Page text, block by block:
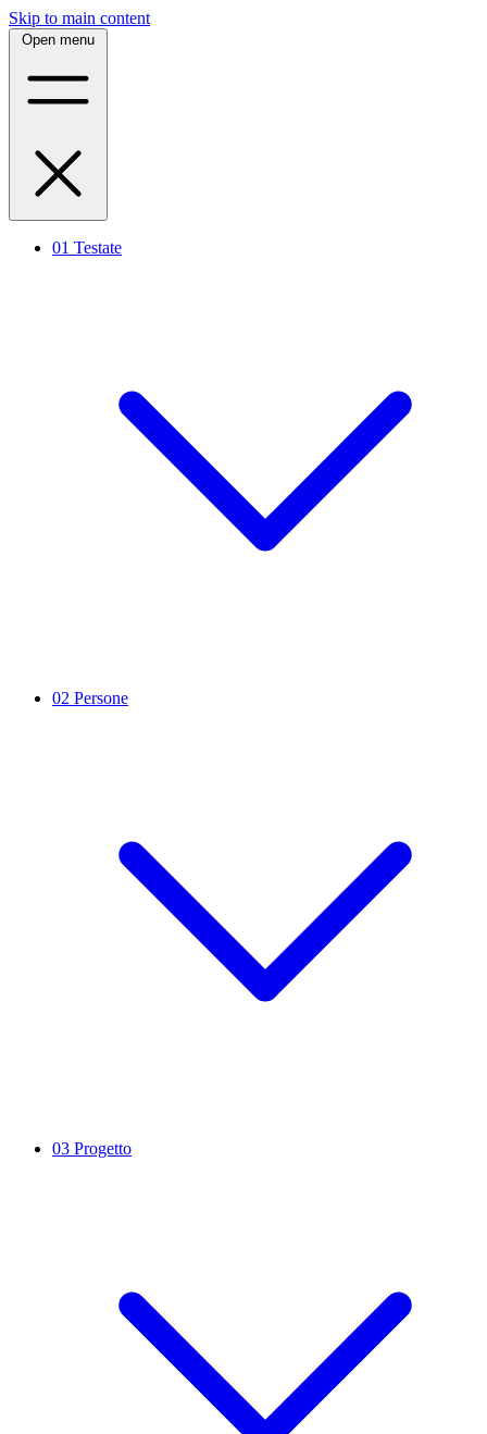
Skip to main content
Open menu
01 Testate
02 Persone
03 Progetto